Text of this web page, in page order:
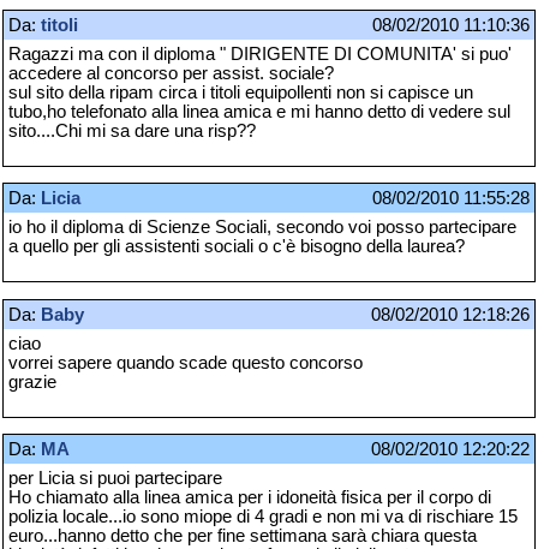
Da: titoli
08/02/2010 11:10:36
Ragazzi ma con il diploma " DIRIGENTE DI COMUNITA' si puo'
accedere al concorso per assist. sociale?
sul sito della ripam circa i titoli equipollenti non si capisce un
tubo,ho telefonato alla linea amica e mi hanno detto di vedere sul
sito....Chi mi sa dare una risp??
Da: Licia
08/02/2010 11:55:28
io ho il diploma di Scienze Sociali, secondo voi posso partecipare
a quello per gli assistenti sociali o c'è bisogno della laurea?
Da: Baby
08/02/2010 12:18:26
ciao
vorrei sapere quando scade questo concorso
grazie
Da: MA
08/02/2010 12:20:22
per Licia si puoi partecipare
Ho chiamato alla linea amica per i idoneità fisica per il corpo di
polizia locale...io sono miope di 4 gradi e non mi va di rischiare 15
euro...hanno detto che per fine settimana sarà chiara questa